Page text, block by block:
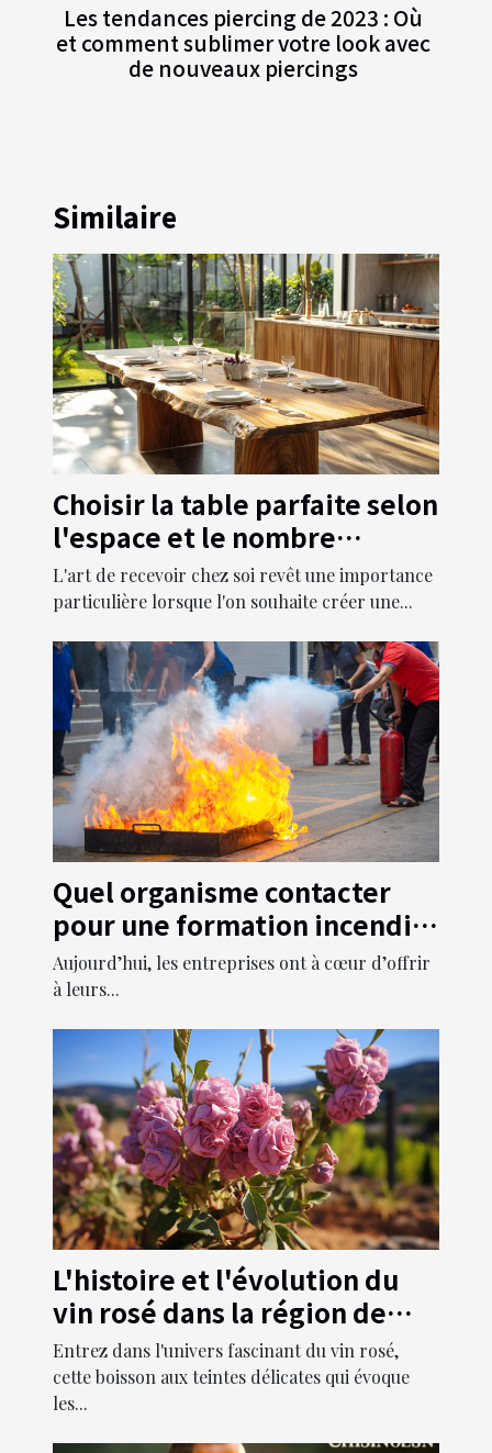
Les tendances piercing de 2023 : Où
et comment sublimer votre look avec
de nouveaux piercings
Similaire
Choisir la table parfaite selon
l'espace et le nombre
d'invités
L'art de recevoir chez soi revêt une importance
particulière lorsque l'on souhaite créer une...
Quel organisme contacter
pour une formation incendie
dans ses propres locaux ?
Aujourd’hui, les entreprises ont à cœur d’offrir
à leurs...
L'histoire et l'évolution du
vin rosé dans la région de
Provence
Entrez dans l'univers fascinant du vin rosé,
cette boisson aux teintes délicates qui évoque
les...